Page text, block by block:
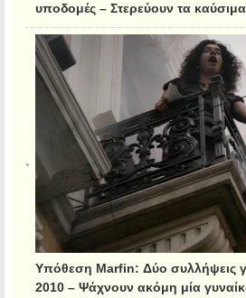
υποδομές – Στερεύουν τα
Υπόθεση Marfin: Δύο συλλήψεις
2010 – Ψάχνουν ακόμη μία